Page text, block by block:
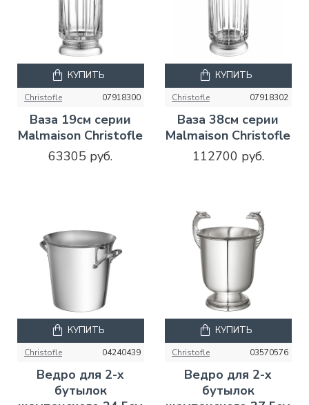
Christofle 07918300
Ваза 19см серии
Malmaison Christofle
63305 руб.
КУПИТЬ
Christofle 07918302
Ваза 38см серии
Malmaison Christofle
112700 руб.
КУПИТЬ
Christofle 04240439
Ведро для 2-х
бутылок
КУПИТЬ
Christofle 03570576
Ведро для 2-х
бутылок
КУПИТЬ